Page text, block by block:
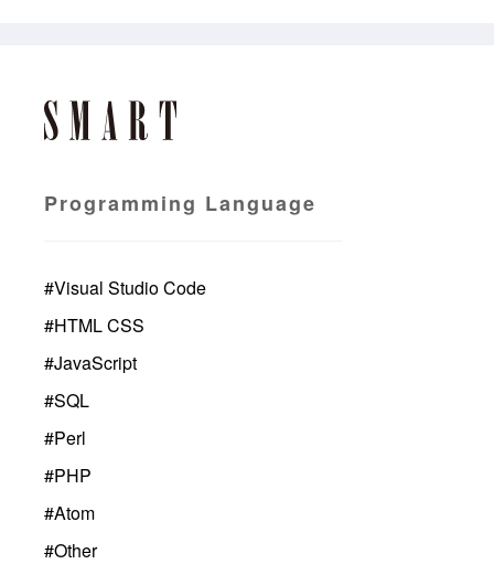
Programming Language
#Visual Studio Code
#HTML CSS
#JavaScript
#SQL
#Perl
#PHP
#Atom
#Other